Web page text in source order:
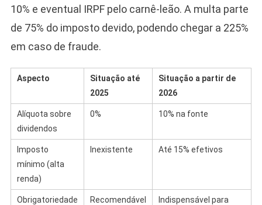
10% e eventual IRPF pelo carnê-leão. A multa parte
de 75% do imposto devido, podendo chegar a 225%
em caso de fraude.
Aspecto
Situação até
2025
Situação a partir de
2026
Alíquota sobre
dividendos
0% 10% na fonte
Imposto
mínimo (alta
renda)
Inexistente Até 15% efetivos
Obrigatoriedade
Recomendável
Indispensável para